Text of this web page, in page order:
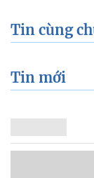
Tin cùng
Tin mới